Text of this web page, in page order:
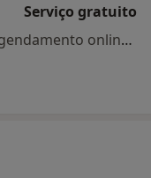
Serviço gratuito
Esse especialista não oferece agendamento online para esse endereço.